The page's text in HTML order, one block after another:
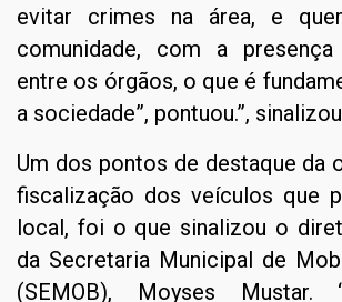
evitar crimes na área, e
comunidade, com a
entre os órgãos, o que é
a sociedade”, pontuou.”,
Um dos pontos de destaque da
fiscalização dos veículos que
local, foi o que sinalizou o
da Secretaria Municipal de
(SEMOB), Moyses Mustar.